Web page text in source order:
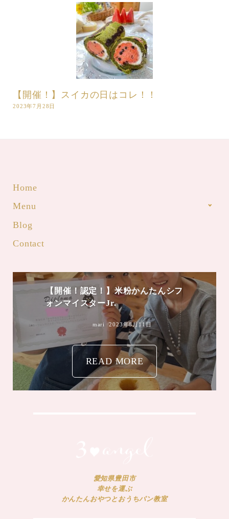
【開催！】スイカの日はコレ！！
2023年7月28日
Home
Menu
Blog
Contact
【開催！認定！】米粉かんたんシフ
ォンマイスターJr.
mari 2023年8月11日
READ MORE
愛知県豊田市
幸せを運ぶ
かんたんおやつとおうちパン教室